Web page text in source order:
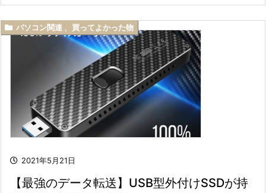
2021年5月21日
パソコン関連 買ってよかった物
【最強のデータ転送】USB型外付けSSDが持